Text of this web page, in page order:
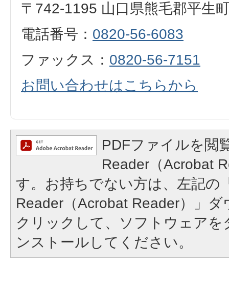
〒742-1195 山口県熊毛郡平生
電話番号： 0820-56-6083
ファックス： 0820-56-7151
お問い合わせはこちらから
PDFファイルを閲
Reader（Acrobat
す。お持ちでない方は、左記の
Reader（Acrobat Reader）」
クリックして、ソフトウェア
ンストールしてください。